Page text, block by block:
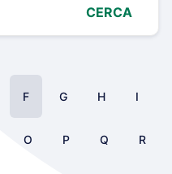
CERCA
F G H I
O P Q R